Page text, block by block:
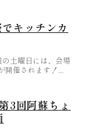
キッチンカ
土曜日には、会場
開催されます！...
3回阿蘇ちょ